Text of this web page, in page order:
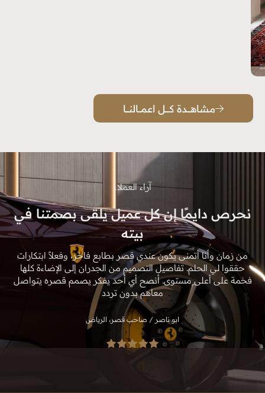
مـشاهـــــدة كـــــــل اعمــــالنـــــا
آراء العملاء
نحرص دايمًا إن كل عميل يلقى بصمتنا في
بيته
من زمان وأنا أتمنى يكون عندي قصر بطابع فاخر، وفعلاً ابتكارات
حققوا لي الحلم. تفاصيل التصميم من الجدران إلى الإضاءة كلها
فخمة على أعلى مستوى. أنصح أي أحد يفكر يصمم قصره يتواصل
معاهم بدون تردد
ابو ناصر / صاحب قصر، الرياض